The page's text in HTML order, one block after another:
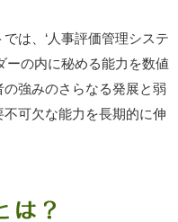
は、‘人事評価管理システ
ーの内に秘める能力を数値
強みのさらなる発展と弱
可欠な能力を長期的に伸